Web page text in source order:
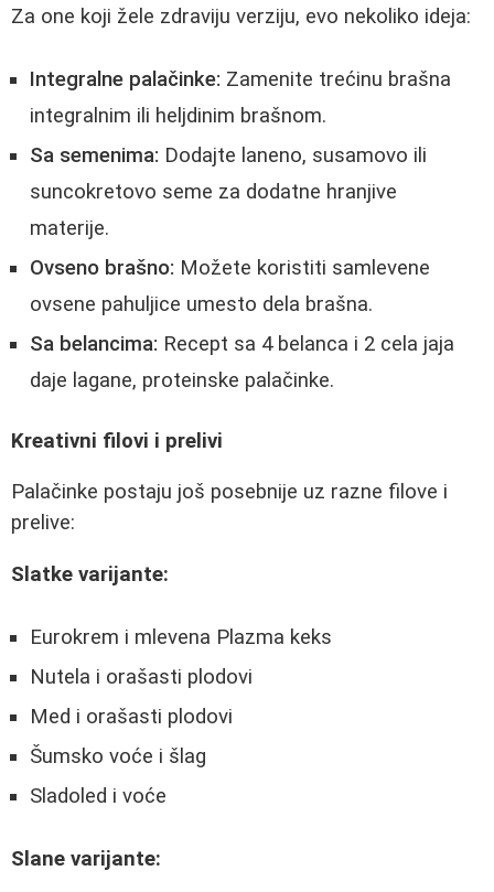
Za one koji žele zdraviju verziju, evo nekoliko ideja:
Integralne palačinke: Zamenite trećinu brašna
integralnim ili heljdinim brašnom.
Sa semenima: Dodajte laneno, susamovo ili
suncokretovo seme za dodatne hranjive
materije.
Ovseno brašno: Možete koristiti samlevene
ovsene pahuljice umesto dela brašna.
Sa belancima: Recept sa 4 belanca i 2 cela jaja
daje lagane, proteinske palačinke.
Kreativni filovi i prelivi
Palačinke postaju još posebnije uz razne filove i
prelive:
Slatke varijante:
Eurokrem i mlevena Plazma keks
Nutela i orašasti plodovi
Med i orašasti plodovi
Šumsko voće i šlag
Sladoled i voće
Slane varijante: